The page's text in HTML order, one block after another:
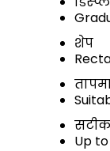
शेप
Up